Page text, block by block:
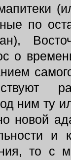
по
о
ним ту
новой
и
то с